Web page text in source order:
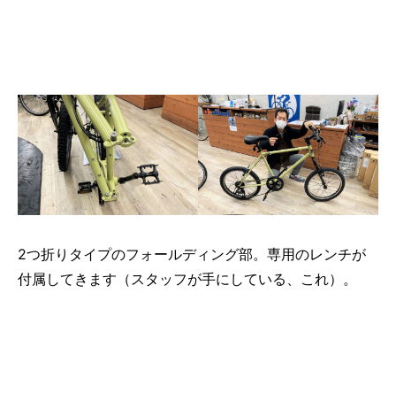
2つ折りタイプのフォールディング部。専用のレンチが
付属してきます（スタッフが手にしている、これ）。